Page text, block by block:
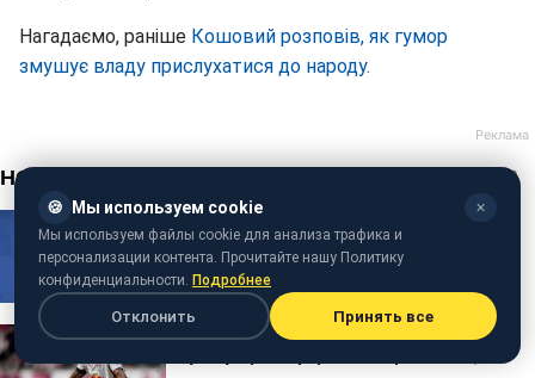
Нагадаємо, раніше Кошовий розповів, як гумор
змушує владу прислухатися до народу.
🍪 Мы используем cookie ✕
Мы используем файлы cookie для анализа трафика и
персонализации контента. Прочитайте нашу Политику
конфиденциальности. Подробнее
Отклонить Принять все